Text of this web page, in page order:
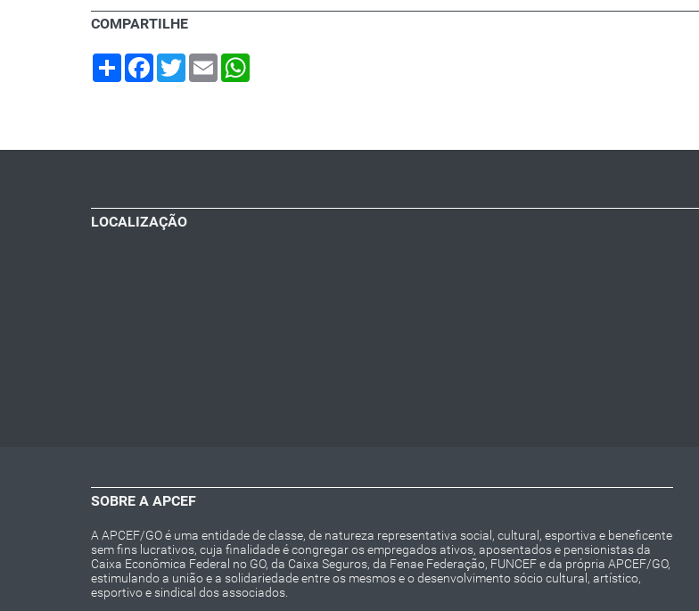
COMPARTILHE
Share Facebook
TwitterEmail
LOCALIZAÇÃO
SOBRE A APCEF
A APCEF/GO é uma entidade de classe, de natureza representativa social, cultural, esportiva e beneficente
sem fins lucrativos, cuja finalidade é congregar os empregados ativos, aposentados e pensionistas da
Caixa Econômica Federal no GO, da Caixa Seguros, da Fenae Federação, FUNCEF e da própria APCEF/GO,
estimulando a união e a solidariedade entre os mesmos e o desenvolvimento sócio cultural, artístico,
esportivo e sindical dos associados.